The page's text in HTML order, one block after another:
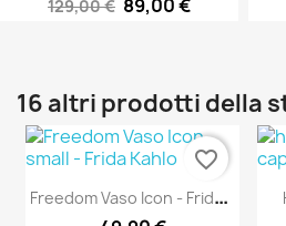
129,00 € 89,00 €
16 altri prodotti della
F
Reedom Vaso Icon - Frida...
favorite_border